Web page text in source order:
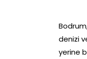
denizi
yerine